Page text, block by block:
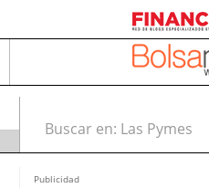
Buscar en:
Publicidad